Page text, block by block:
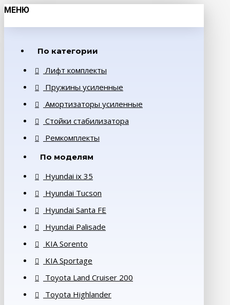
МЕНЮ
По категории
Лифт комплекты
Пружины усиленные
Амортизаторы усиленные
Стойки стабилизатора
Ремкомплекты
По моделям
Hyundai ix 35
Hyundai Tucson
Hyundai Santa FE
Hyundai Palisade
KIA Sorento
KIA Sportage
Toyota Land Cruiser 200
Toyota Highlander